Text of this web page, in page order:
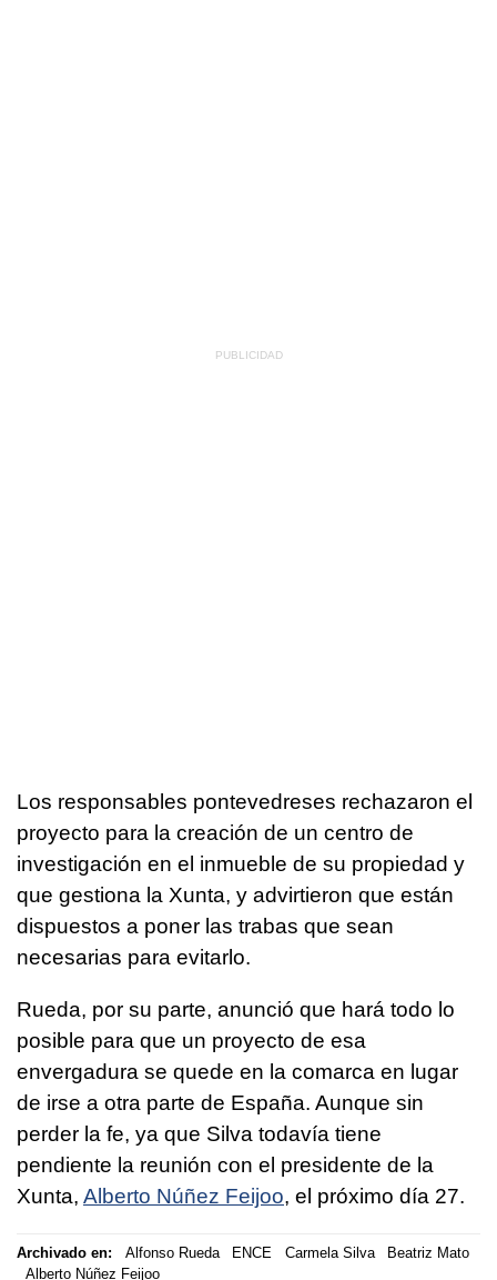
Los responsables pontevedreses rechazaron el
proyecto para la creación de un centro de
investigación en el inmueble de su propiedad y
que gestiona la Xunta, y advirtieron que están
dispuestos a poner las trabas que sean
necesarias para evitarlo.
Rueda, por su parte, anunció que hará todo lo
posible para que un proyecto de esa
envergadura se quede en la comarca en lugar
de irse a otra parte de España. Aunque sin
perder la fe, ya que Silva todavía tiene
pendiente la reunión con el presidente de la
Xunta, Alberto Núñez Feijoo, el próximo día 27.
Archivado en: Alfonso Rueda ENCE Carmela Silva
Beatriz Mato
Alberto Núñez Feijoo